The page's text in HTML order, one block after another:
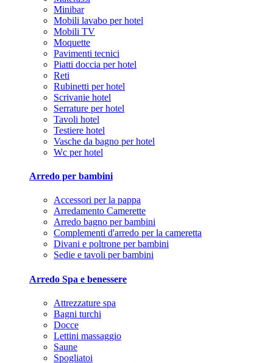
Minibar
Mobili lavabo per hotel
Mobili TV
Moquette
Pavimenti tecnici
Piatti doccia per hotel
Reti
Rubinetti per hotel
Scrivanie hotel
Serrature per hotel
Tavoli hotel
Testiere hotel
Vasche da bagno per hotel
Wc per hotel
Arredo per bambini
Accessori per la pappa
Arredamento Camerette
Arredo bagno per bambini
Complementi d'arredo per la cameretta
Divani e poltrone per bambini
Sedie e tavoli per bambini
Arredo Spa e benessere
Attrezzature spa
Bagni turchi
Docce
Lettini massaggio
Saune
Spogliatoi